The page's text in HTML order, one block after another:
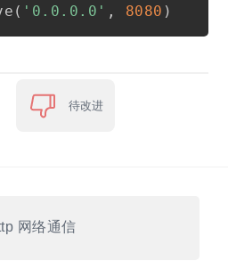
( '0.0.0.0' , 8080 )
待改进
网络通信